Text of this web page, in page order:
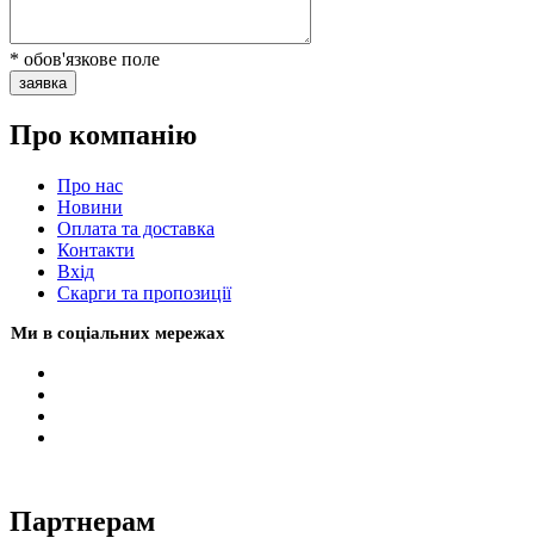
* обов'язкове поле
заявка
Про компанію
Про нас
Новини
Оплата та доставка
Контакти
Вхiд
Скарги та пропозиції
Ми в соціальних мережах
Партнерам